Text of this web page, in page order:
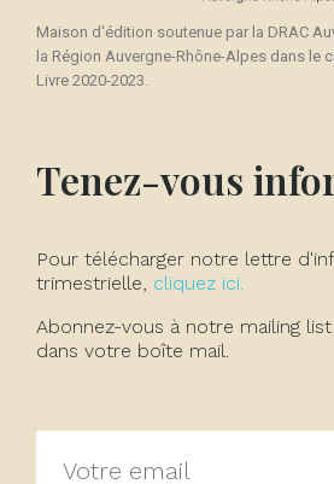
Maison d'édition soutenue par la DRAC
la Région Auvergne-Rhône-Alpes dans le
Livre 2020-2023.
Tenez-vous
Pour télécharger notre lettre
trimestrielle, cliquez ici.
Abonnez-vous à notre mailing
dans votre boîte mail.